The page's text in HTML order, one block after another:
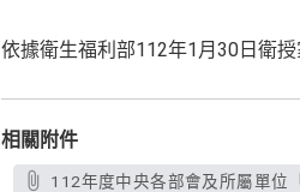
依據衛生福利部112年1月30日衛
相關附件
112年度中央各部會及所屬單位